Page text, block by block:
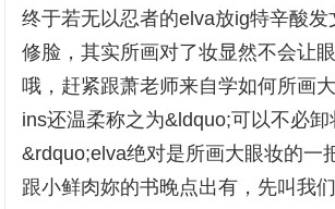
终于若无以忍者的elva放ig特辛酸
修脸，其实所画对了妆显然不会让
哦，赶紧跟萧老师来自学如何所画
ins还温柔称之为&ldquo;可以不必卸
&rdquo;elva绝对是所画大眼妆的一
跟小鲜肉妳的书晚点出有，先叫我